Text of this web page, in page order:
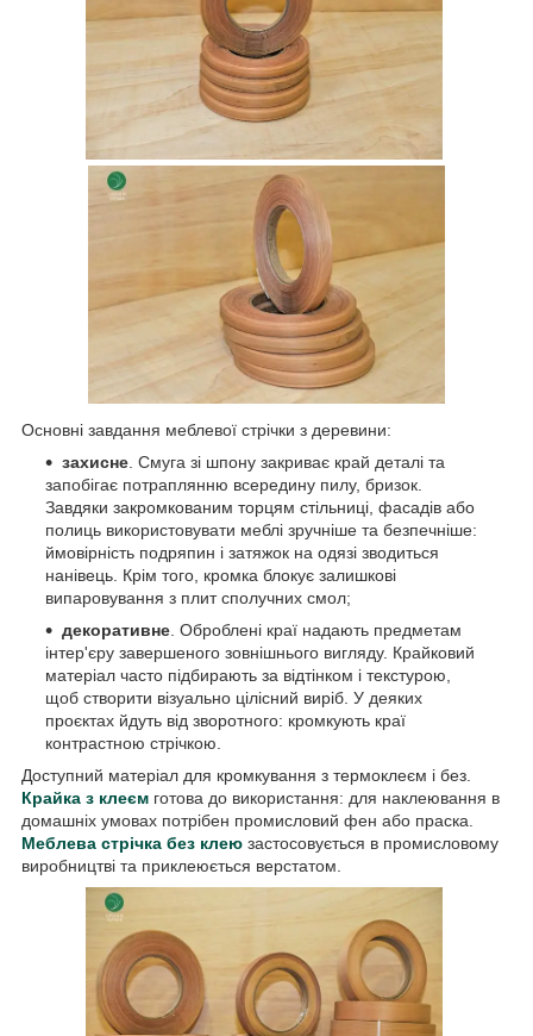
Основні завдання меблевої стрічки з деревини:
захисне . Смуга зі шпону закриває край деталі та
запобігає потраплянню всередину пилу, бризок.
Завдяки закромкованим торцям стільниці, фасадів або
полиць використовувати меблі зручніше та безпечніше:
ймовірність подряпин і затяжок на одязі зводиться
нанівець. Крім того, кромка блокує залишкові
випаровування з плит сполучних смол;
декоративне . Оброблені краї надають предметам
інтер'єру завершеного зовнішнього вигляду. Крайковий
матеріал часто підбирають за відтінком і текстурою,
щоб створити візуально цілісний виріб. У деяких
проєктах йдуть від зворотного: кромкують краї
контрастною стрічкою.
Доступний матеріал для кромкування з термоклеєм і без.
Крайка з клеєм готова до використання: для наклеювання в
домашніх умовах потрібен промисловий фен або праска.
Меблева стрічка без клею застосовується в промисловому
виробництві та приклеюється верстатом.